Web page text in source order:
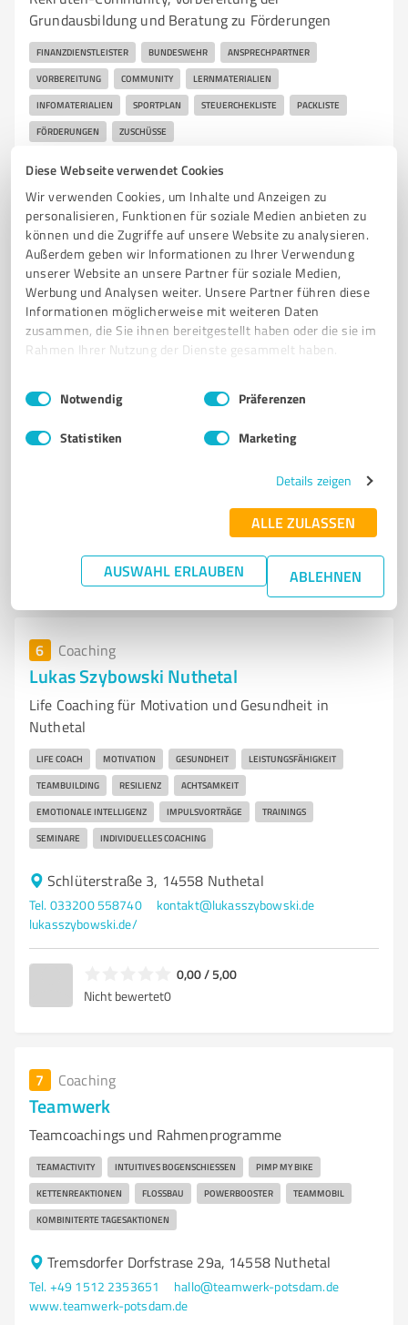
Diese Webseite verwendet Cookies
Wir verwenden Cookies, um Inhalte und Anzeigen zu
personalisieren, Funktionen für soziale Medien anbieten zu
können und die Zugriffe auf unsere Website zu analysieren.
Außerdem geben wir Informationen zu Ihrer Verwendung
unserer Website an unsere Partner für soziale Medien,
Werbung und Analysen weiter. Unsere Partner führen diese
Informationen möglicherweise mit weiteren Daten
zusammen, die Sie ihnen bereitgestellt haben oder die sie im
Rahmen Ihrer Nutzung der Dienste gesammelt haben.
Impressum Datenschutzbestimmungen
Einwilligungsauswahl
Notwendig Präferenzen
Statistiken Marketing
Details zeigen
ALLE ZULASSEN
AUSWAHL ERLAUBEN ABLEHNEN
Grundausbildung und Beratung zu Förderungen
FINANZDIENSTLEISTER BUNDESWEHR ANSPRECHPARTNER
VORBEREITUNG COMMUNITY LERNMATERIALIEN
INFOMATERIALIEN SPORTPLAN STEUERCHEKLISTE PACKLISTE
FÖRDERUNGEN ZUSCHÜSSE
Peter-Huchel-Chaussee 55, 14552 Michendorf
Tel. +49 15110698465
mail@paulsielaff.de
rekrutenkompass.de
5Bewertungen
von 6 veröffentlicht
Sie möchten auch hier gelistet werden?
Kunden empfohlener ProvenExpert!
6 Coaching
Lukas Szybowski Nuthetal
Life Coaching für Motivation und Gesundheit in
Nuthetal
LIFE COACH MOTIVATION GESUNDHEIT LEISTUNGSFÄHIGKEIT
TEAMBUILDING RESILIENZ ACHTSAMKEIT
EMOTIONALE INTELLIGENZ IMPULSVORTRÄGE TRAININGS
SEMINARE INDIVIDUELLES COACHING
Schlüterstraße 3, 14558 Nuthetal
Tel. 033200 558740
kontakt@lukasszybowski.de
lukasszybowski.de/
0,00 / 5,00
Nicht bewertet0
7 Coaching
Teamwerk
Teamcoachings und Rahmenprogramme
TEAMACTIVITY INTUITIVES BOGENSCHIESSEN PIMP MY BIKE
KETTENREAKTIONEN FLOSSBAU POWERBOOSTER TEAMMOBIL
KOMBINITERTE TAGESAKTIONEN
Tremsdorfer Dorfstrase 29a, 14558 Nuthetal
Tel. +49 1512 2353651
hallo@teamwerk-potsdam.de
www.teamwerk-potsdam.de